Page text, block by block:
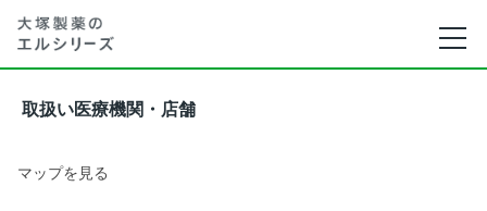
取扱い医療機関・店舗
マップを見る